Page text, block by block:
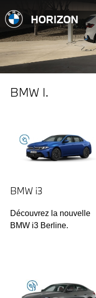
HORIZON
BMW I.
BMW i3
Découvrez la nouvelle
BMW i3 Berline.